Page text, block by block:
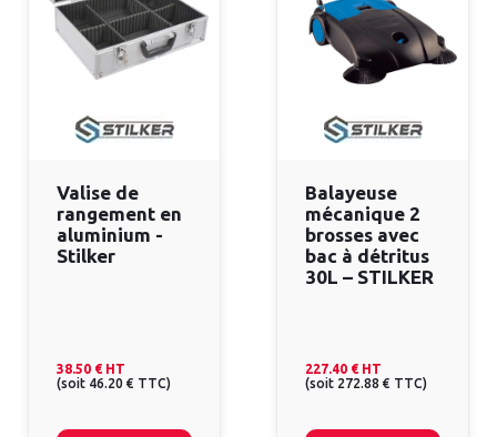
Valise de
rangement en
aluminium -
Stilker
38.50 € HT
(soit 46.20 € TTC)
Balayeuse
mécanique 2
brosses avec
bac à détritus
30L – STILKER
227.40 € HT
(soit 272.88 € TTC)